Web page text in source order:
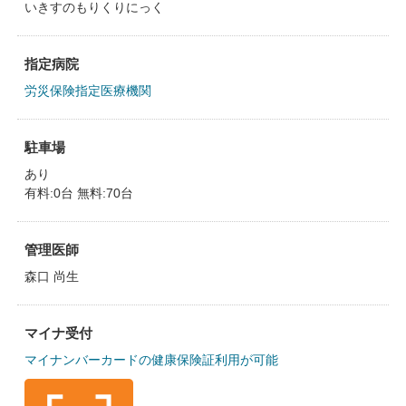
いきすのもりくりにっく
指定病院
労災保険指定医療機関
駐車場
あり
有料:0台 無料:70台
管理医師
森口 尚生
マイナ受付
マイナンバーカードの健康保険証利用が可能